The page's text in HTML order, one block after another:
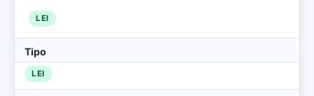
LEI
Tipo
LEI